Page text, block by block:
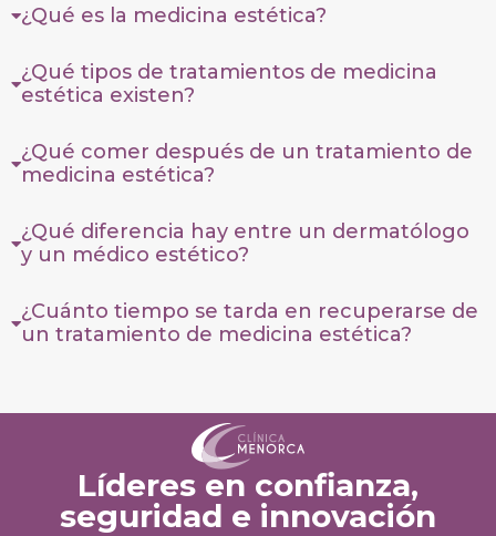
¿Qué es la medicina estética?
¿Qué tipos de tratamientos de medicina
estética existen?
¿Qué comer después de un tratamiento de
medicina estética?
¿Qué diferencia hay entre un dermatólogo
y un médico estético?
¿Cuánto tiempo se tarda en recuperarse de
un tratamiento de medicina estética?
Líderes en confianza,
seguridad e innovación